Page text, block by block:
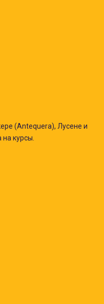
(Antequera), Лусене и
курсы.